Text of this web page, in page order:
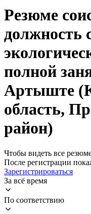
Резюме
должность
полной
Артыште
область,
район)
Чтобы видеть все
После регистрации
Зарегистрироваться
За всё время
По соответствию